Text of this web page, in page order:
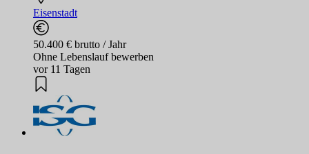
Eisenstadt
50.400 € brutto / Jahr
Ohne Lebenslauf bewerben
vor 11 Tagen